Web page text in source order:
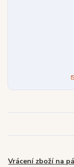
Vrácení zboží na